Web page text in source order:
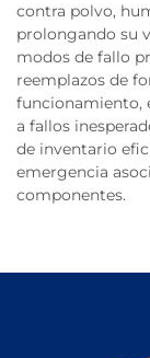
contra polvo,
prolongando su
modos de fallo
reemplazos de
funcionamiento,
a fallos
de inventario
emergencia
componentes.